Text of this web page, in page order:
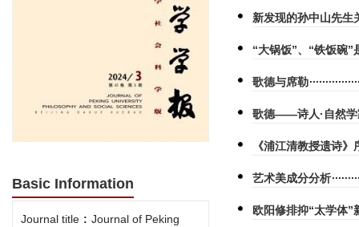
Basic Information
Journal title : Journal of Peking
新发现的孙中山先生
“大锅饭”、“铁饭碗
歌德与席勒
歌德——诗人·自然学
《浦江清教授遗诗》
艺术美成分分析
欧阳修排抑“太学体”